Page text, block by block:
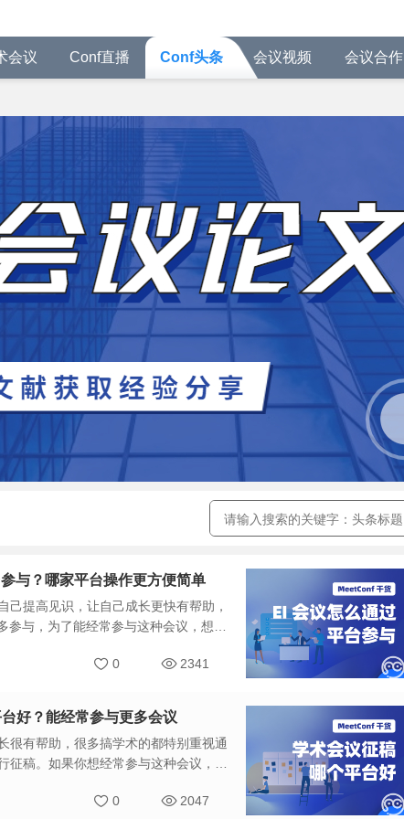
会议 Conf直播 Conf头条 会议视频 会议合作
与？哪家平台操作更方便简单
提高见识，让自己成长更快有帮助，
与，为了能经常参与这种会议，想了
0 2341
好？能经常参与更多会议
很有帮助，很多搞学术的都特别重视通
稿。如果你想经常参与这种会议，以
0 2047